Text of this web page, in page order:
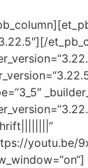
youtu.be/